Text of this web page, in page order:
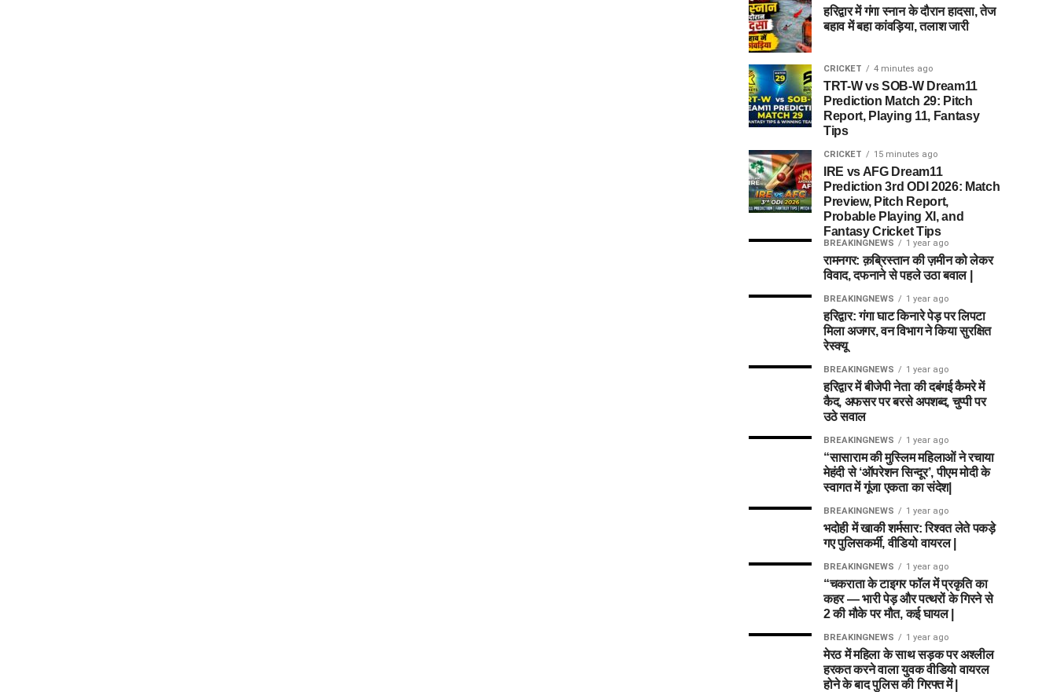
हरिद्वार में गंगा स्नान के दौरान हादसा, तेज
बहाव में बहा कांवड़िया, तलाश जारी
CRICKET 4 minutes ago
TRT-W vs SOB-W Dream11
Prediction Match 29: Pitch
Report, Playing 11, Fantasy
Tips
CRICKET 15 minutes ago
IRE vs AFG Dream11
Prediction 3rd ODI 2026: Match
Preview, Pitch Report,
Probable Playing XI, and
Fantasy Cricket Tips
BREAKINGNEWS 1 year ago
रामनगर: क़ब्रिस्तान की ज़मीन को लेकर
विवाद, दफनाने से पहले उठा बवाल |
BREAKINGNEWS 1 year ago
हरिद्वार: गंगा घाट किनारे पेड़ पर लिपटा
मिला अजगर, वन विभाग ने किया सुरक्षित
रेस्क्यू
BREAKINGNEWS 1 year ago
हरिद्वार में बीजेपी नेता की दबंगई कैमरे में
कैद, अफसर पर बरसे अपशब्द, चुप्पी पर
उठे सवाल
BREAKINGNEWS 1 year ago
“सासाराम की मुस्लिम महिलाओं ने रचाया
मेहंदी से ‘ऑपरेशन सिन्दूर’, पीएम मोदी के
स्वागत में गूंजा एकता का संदेश|
BREAKINGNEWS 1 year ago
भदोही में खाकी शर्मसार: रिश्वत लेते पकड़े
गए पुलिसकर्मी, वीडियो वायरल |
BREAKINGNEWS 1 year ago
“चकराता के टाइगर फॉल में प्रकृति का
कहर — भारी पेड़ और पत्थरों के गिरने से
2 की मौके पर मौत, कई घायल |
BREAKINGNEWS 1 year ago
मेरठ में महिला के साथ सड़क पर अश्लील
हरकत करने वाला युवक वीडियो वायरल
होने के बाद पुलिस की गिरफ्त में |